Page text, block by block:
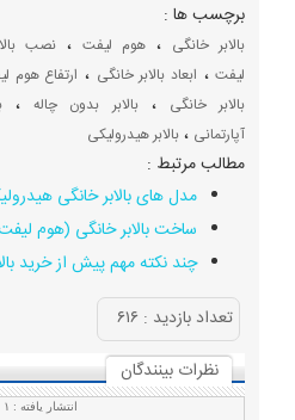
برچسب ها :
بالابر خانگی ، هوم لیفت، نصب
لیفت، ابعاد بالابر خانگی ، ارتفاع هوم
بالابر خانگی ،بالابر بدون چاله،
آپارتمانی ، بالابر هیدرولیکی
مطالب مرتبط :
مدل های بالابر خانگی
ساخت بالابر خانگی (هوم
چند نکته مهم پیش از خرید
تعداد بازديد : ۶۱۶
نظرات بينندگان
انتشار یافته : ۱